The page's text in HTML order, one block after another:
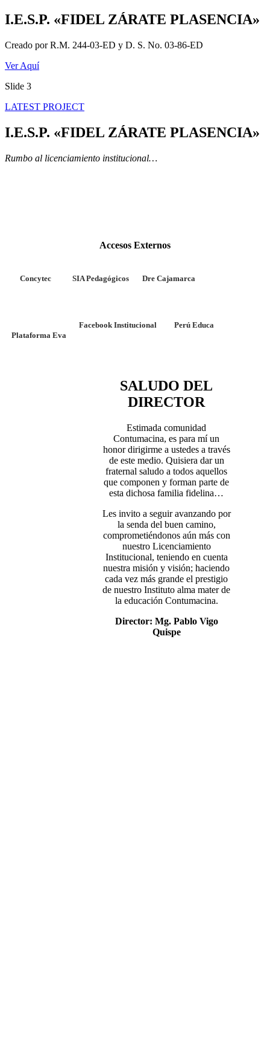
I.E.S.P. «FIDEL ZÁRATE PLASENCIA»
Creado por R.M. 244-03-ED y D. S. No. 03-86-ED
Ver Aquí
Slide 3
LATEST PROJECT
I.E.S.P. «FIDEL ZÁRATE PLASENCIA»
Rumbo al licenciamiento institucional…
Accesos Externos
Concytec SIA Pedagógicos Dre Cajamarca
Plataforma Eva
Facebook Institucional Perú Educa
SALUDO DEL
DIRECTOR
Estimada comunidad
Contumacina, es para mí un
honor dirigirme a ustedes a través
de este medio. Quisiera dar un
fraternal saludo a todos aquellos
que componen y forman parte de
esta dichosa familia fidelina…
Les invito a seguir avanzando por
la senda del buen camino,
comprometiéndonos aún más con
nuestro Licenciamiento
Institucional, teniendo en cuenta
nuestra misión y visión; haciendo
cada vez más grande el prestigio
de nuestro Instituto alma mater de
la educación Contumacina.
Director: Mg. Pablo Vigo
Quispe